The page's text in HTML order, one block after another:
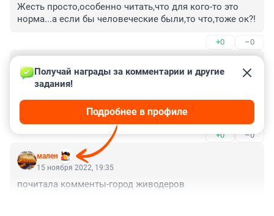
Жесть просто,особенно читать,что для кого-то это
норма...а если бы человеческие были,то что,тоже ок?!
+0 –0
15 ноября 2022, 21:05
"Дети не увидели" - а что такое, почему вдруг стало
модно детей держать за инвалидов ? Дети не старики
, инфаркт не заработают.
+0 –0
мален
Получай награды за комментарии и другие
задания!
Подробнее в профиле
15 ноября 2022, 19:35
почитала комменты-город живодеров